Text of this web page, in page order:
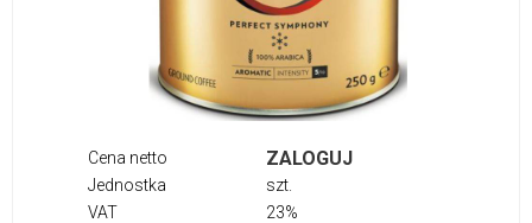
Cena netto ZALOGUJ
Jednostka
szt.
VAT
23%